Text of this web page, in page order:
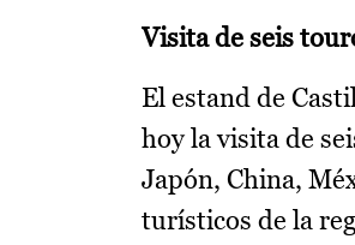
Visita de seis
El estand de
hoy la visita de
Japón, China,
turísticos de la